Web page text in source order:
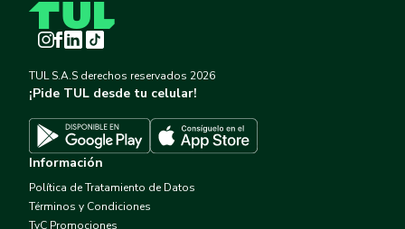
Instagram
Facebook
LinkedInTikTok
TUL S.A.S derechos reservados 2026
¡Pide TUL desde tu celular!
Descargar TUL en Google Play
Información
Política de Tratamiento de Datos
Términos y Condiciones
TyC Promociones